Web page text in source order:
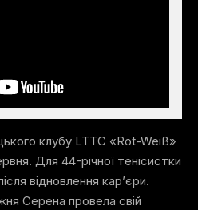
клубу LTTC «Rot-Weiß»
Для 44-річної тенісистки
відновлення кар’єри.
Серена провела свій